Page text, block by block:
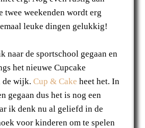
twee weekenden wordt erg
leuke dingen gelukkig!
naar de sportschool gegaan en
het nieuwe Cupcake
de wijk.Cup & Cake heet het. In
gegaan dus het is nog een
ik denk nu al geliefd in de
voor kinderen om te spelen